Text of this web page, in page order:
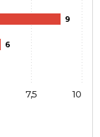
9
6
10
7,5